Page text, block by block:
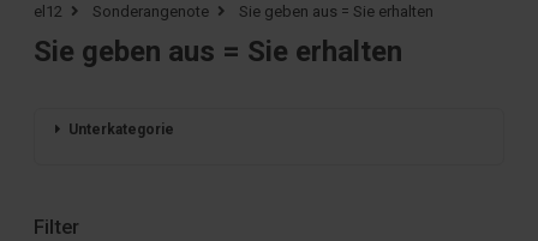
el12 Sonderangenote Sie geben aus = Sie erhalten
Sie geben aus = Sie erhalten
Unterkategorie
Filter